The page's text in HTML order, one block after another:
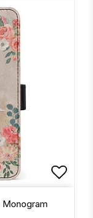
Monogram